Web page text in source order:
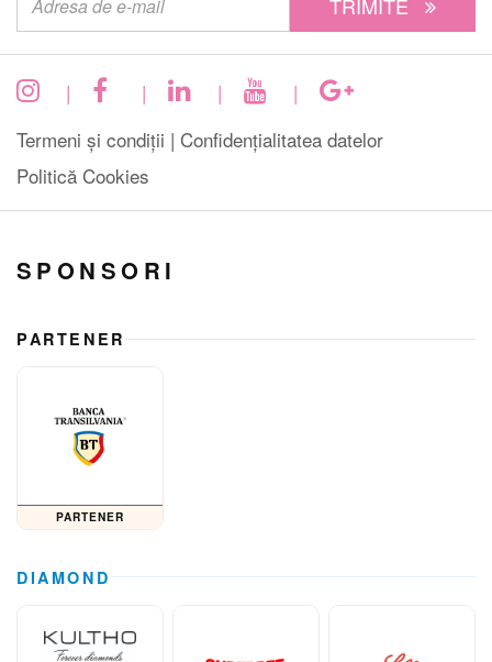
| | |
|
Termeni și condiții | Confidențialitatea datelor
Politică Cookies
SPONSORI
PARTENER
PARTENER
DIAMOND